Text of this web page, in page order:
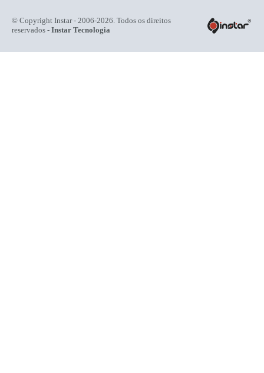
© Copyright Instar - 2006-2026. Todos os direitos
reservados - Instar Tecnologia